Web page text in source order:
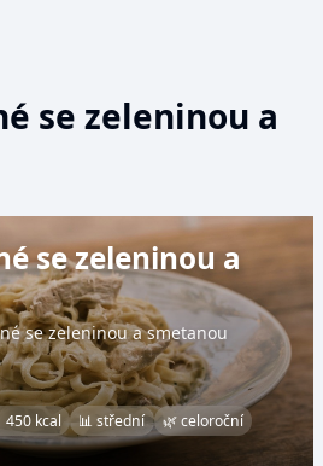
se zeleninou a
se zeleninou a
se zeleninou a smetanou
450 kcal 📊 střední
🌿 celoroční